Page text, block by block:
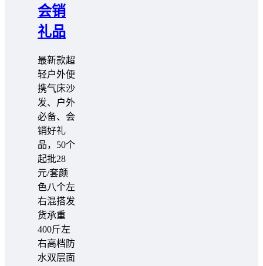
会销
礼品
最新款超
轻户外便
携气床沙
发、户外
必备、会
销好礼
品，50个
起批28
元/套颜
色八个左
右混搭发
货承重
400斤左
右高档防
水双层面